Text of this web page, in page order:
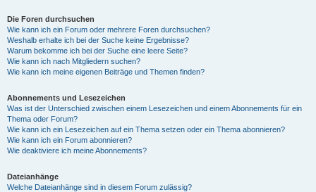
Die Foren durchsuchen
Wie kann ich ein Forum oder mehrere Foren durchsuchen?
Weshalb erhalte ich bei der Suche keine Ergebnisse?
Warum bekomme ich bei der Suche eine leere Seite?
Wie kann ich nach Mitgliedern suchen?
Wie kann ich meine eigenen Beiträge und Themen finden?
Abonnements und Lesezeichen
Was ist der Unterschied zwischen einem Lesezeichen und einem Abonnements für ein
Thema oder Forum?
Wie kann ich ein Lesezeichen auf ein Thema setzen oder ein Thema abonnieren?
Wie kann ich ein Forum abonnieren?
Wie deaktiviere ich meine Abonnements?
Dateianhänge
Welche Dateianhänge sind in diesem Forum zulässig?